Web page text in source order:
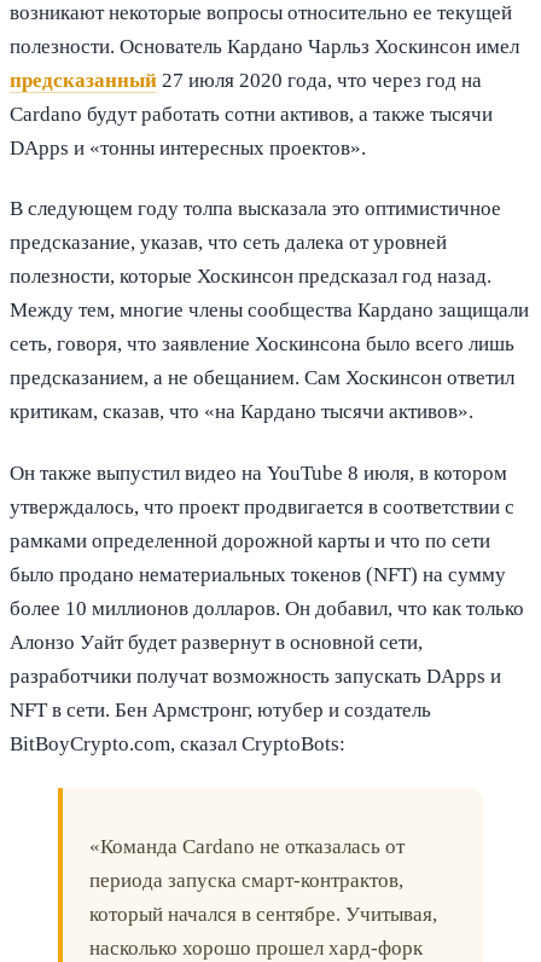
возникают некоторые вопросы относительно ее текущей
полезности. Основатель Кардано Чарльз Хоскинсон имел
предсказанный 27 июля 2020 года, что через год на
Cardano будут работать сотни активов, а также тысячи
DApps и «тонны интересных проектов».
В следующем году толпа высказала это оптимистичное
предсказание, указав, что сеть далека от уровней
полезности, которые Хоскинсон предсказал год назад.
Между тем, многие члены сообщества Кардано защищали
сеть, говоря, что заявление Хоскинсона было всего лишь
предсказанием, а не обещанием. Сам Хоскинсон ответил
критикам, сказав, что «на Кардано тысячи активов».
Он также выпустил видео на YouTube 8 июля, в котором
утверждалось, что проект продвигается в соответствии с
рамками определенной дорожной карты и что по сети
было продано нематериальных токенов (NFT) на сумму
более 10 миллионов долларов. Он добавил, что как только
Алонзо Уайт будет развернут в основной сети,
разработчики получат возможность запускать DApps и
NFT в сети. Бен Армстронг, ютубер и создатель
BitBoyCrypto.com, сказал CryptoBots:
«Команда Cardano не отказалась от
периода запуска смарт-контрактов,
который начался в сентябре. Учитывая,
насколько хорошо прошел хард-форк